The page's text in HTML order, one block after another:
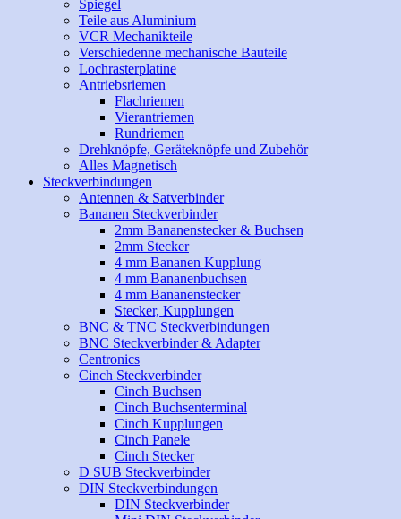
Spiegel
Teile aus Aluminium
VCR Mechanikteile
Verschiedenne mechanische Bauteile
Lochrasterplatine
Antriebsriemen
Flachriemen
Vierantriemen
Rundriemen
Drehknöpfe, Geräteknöpfe und Zubehör
Alles Magnetisch
Steckverbindungen
Antennen & Satverbinder
Bananen Steckverbinder
2mm Bananenstecker & Buchsen
2mm Stecker
4 mm Bananen Kupplung
4 mm Bananenbuchsen
4 mm Bananenstecker
Stecker, Kupplungen
BNC & TNC Steckverbindungen
BNC Steckverbinder & Adapter
Centronics
Cinch Steckverbinder
Cinch Buchsen
Cinch Buchsenterminal
Cinch Kupplungen
Cinch Panele
Cinch Stecker
D SUB Steckverbinder
DIN Steckverbindungen
DIN Steckverbinder